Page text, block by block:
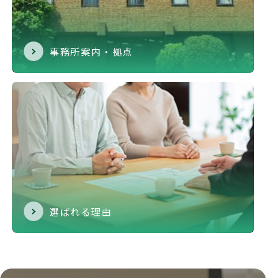
事務所案内・拠点
選ばれる理由